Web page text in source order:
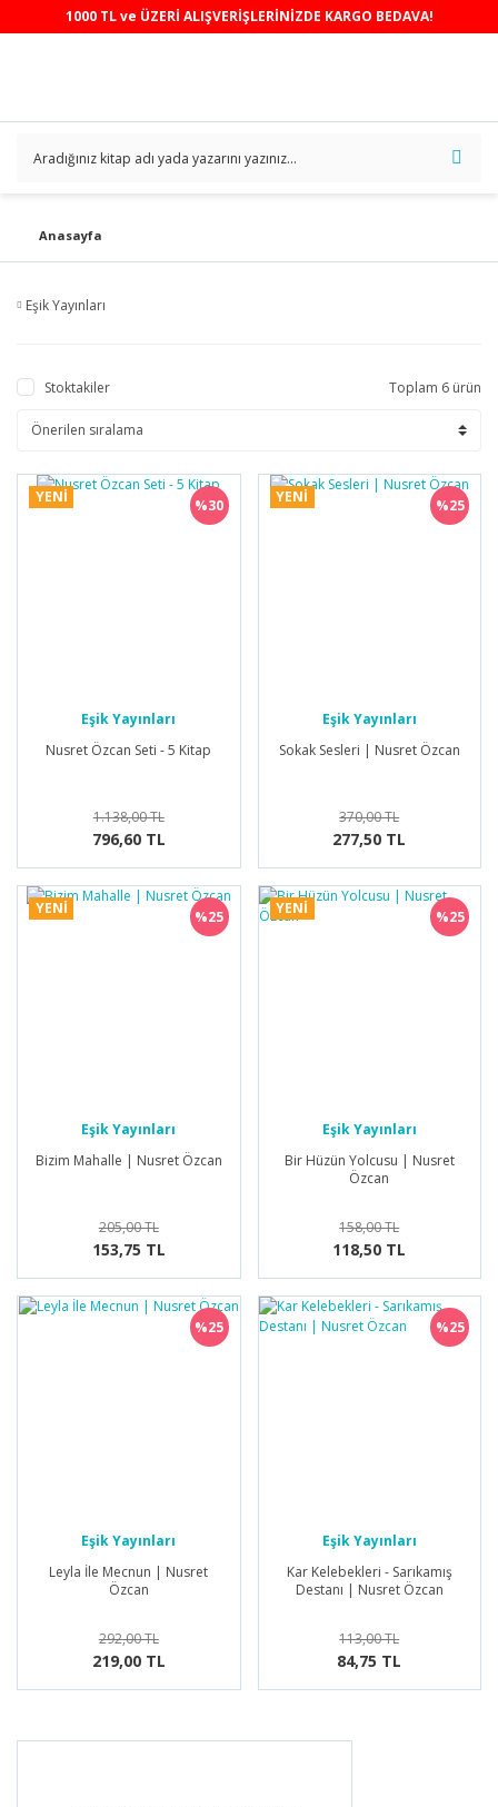
1000 TL ve ÜZERİ ALIŞVERİŞLERİNİZDE KARGO BEDAVA!
Anasayfa
Eşik Yayınları
Stoktakiler Toplam 6 ürün
YENİ %30
Eşik Yayınları
Nusret Özcan Seti - 5 Kitap
1.138,00 TL
796,60 TL
YENİ %25
Eşik Yayınları
Sokak Sesleri | Nusret Özcan
370,00 TL
277,50 TL
YENİ %25
Eşik Yayınları
Bizim Mahalle | Nusret Özcan
205,00 TL
153,75 TL
YENİ %25
Eşik Yayınları
Bir Hüzün Yolcusu | Nusret
Özcan
158,00 TL
118,50 TL
%25
Eşik Yayınları
Leyla İle Mecnun | Nusret
Özcan
292,00 TL
219,00 TL
%25
Eşik Yayınları
Kar Kelebekleri - Sarıkamış
Destanı | Nusret Özcan
113,00 TL
84,75 TL